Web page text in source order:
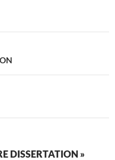
DISSERTATION »